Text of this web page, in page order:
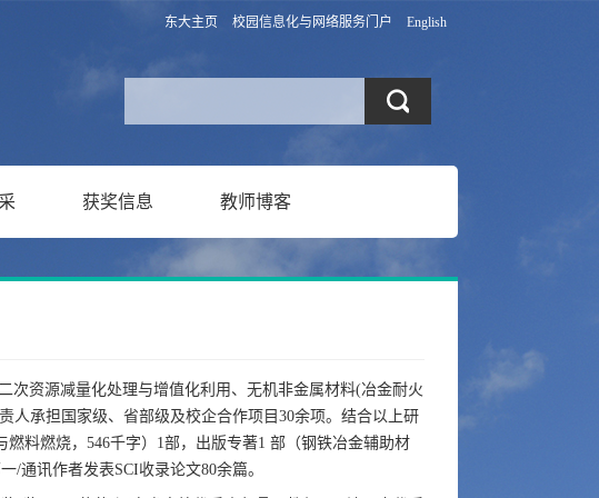
东大主页 校园信息化与网络服务门户 English
获奖信息 教师博客
次资源减量化处理与增值化利用、无机非金属材料(冶金耐火
人承担国家级、省部级及校企合作项目 30余项。结合以上研
料燃烧， 546千字） 1部，出版专著1 部（钢铁冶金辅助材
/通讯作者发表SCI收录论文80余篇。